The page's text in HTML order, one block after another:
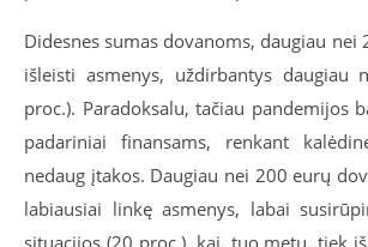
Didesnes sumas dovanoms, daugiau nei
išleisti asmenys, uždirbantys daugiau
proc.). Paradoksalu, tačiau pandemijos
padariniai finansams, renkant
nedaug įtakos. Daugiau nei 200 eurų
labiausiai linkę asmenys, labai
situacijos (20 proc.), kai, tuo metu, tiek